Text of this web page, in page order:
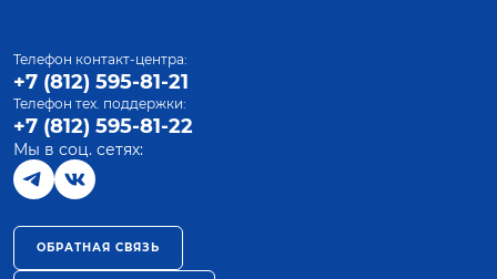
Телефон контакт-центра:
+7 (812) 595-81-21
Телефон тех. поддержки:
+7 (812) 595-81-22
Мы в соц. сетях:
ОБРАТНАЯ СВЯЗЬ